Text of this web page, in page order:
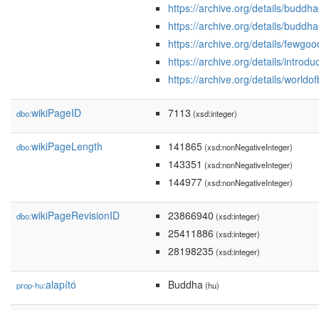
https://archive.org/details/
https://archive.org/details/
https://archive.org/details/
https://archive.org/details/
https://archive.org/details/
dbo:wikiPageID 7113 (xsd:integer)
dbo:wikiPageLength 141865(xsd:nonNegativeInteger)
143351 (xsd:nonNegativeInteger)
144977(xsd:nonNegativeInteger)
dbo:wikiPageRevisionID 23866940 (xsd:integer)
25411886 (xsd:integer)
28198235(xsd:integer)
prop-hu:alapító Buddha(hu)